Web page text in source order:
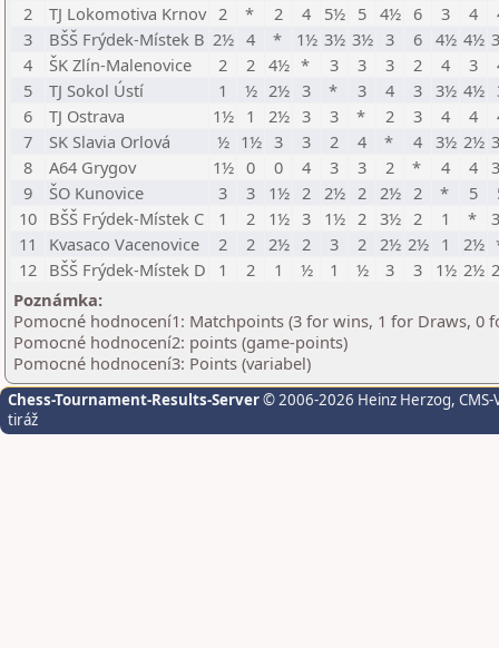
2
TJ Lokomotiva Krnov 2 * 2 4 5½ 5 4½ 6 3 4
3
BŠŠ Frýdek-Místek B 2½ 4 * 1½ 3½ 3½ 3 6 4½ 4½
4
ŠK Zlín-Malenovice 2 2 4½ * 3 3 3 2 4 3
5
TJ Sokol Ústí 1 ½ 2½ 3 * 3 4 3 3½ 4½
6
TJ Ostrava 1½ 1 2½ 3 3 * 2 3 4 4
7
SK Slavia Orlová ½ 1½ 3 3 2 4 * 4 3½ 2½
8
A64 Grygov 1½ 0 0 4 3 3 2 * 4 4
9
ŠO Kunovice 3 3 1½ 2 2½ 2 2½ 2 * 5
10 BŠŠ Frýdek-Místek C 1 2 1½ 3 1½ 2 3½ 2 1 *
11
Kvasaco Vacenovice 2 2 2½ 2 3 2 2½ 2½ 1 2½
12 BŠŠ Frýdek-Místek D 1 2 1 ½ 1 ½ 3 3 1½ 2½
Poznámka:
Pomocné hodnocení1: Matchpoints (3 for wins, 1 for Draws, 0
Pomocné hodnocení2: points (game-points)
Pomocné hodnocení3: Points (variabel)
Chess-Tournament-Results-Server© 2006-2026 Heinz Herzog,
tiráž